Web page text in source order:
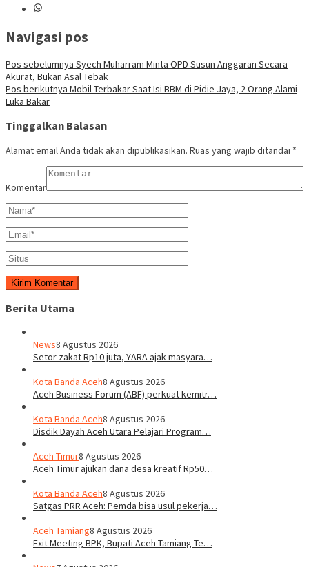
Navigasi pos
Pos sebelumnya Syech Muharram Minta OPD Susun Anggaran Secara
Akurat, Bukan Asal Tebak
Pos berikutnya Mobil Terbakar Saat Isi BBM di Pidie Jaya, 2 Orang Alami
Luka Bakar
Tinggalkan Balasan
Alamat email Anda tidak akan dipublikasikan. Ruas yang wajib ditandai *
Komentar
Berita Utama
News8 Agustus 2026
Setor zakat Rp10 juta, YARA ajak masyara…
Kota Banda Aceh8 Agustus 2026
Aceh Business Forum (ABF) perkuat kemitr…
Kota Banda Aceh8 Agustus 2026
Disdik Dayah Aceh Utara Pelajari Program…
Aceh Timur8 Agustus 2026
Aceh Timur ajukan dana desa kreatif Rp50…
Kota Banda Aceh8 Agustus 2026
Satgas PRR Aceh: Pemda bisa usul pekerja…
Aceh Tamiang8 Agustus 2026
Exit Meeting BPK, Bupati Aceh Tamiang Te…